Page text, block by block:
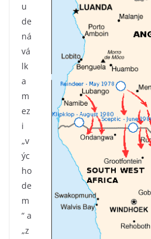
u
de
ná
vá
lk
a
m
ez
i
„v
ýc
ho
de
m
“ a
„z